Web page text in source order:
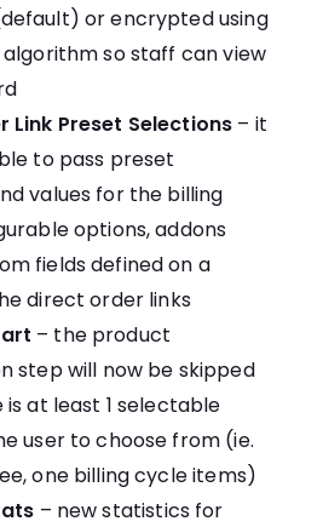
or encrypted using
so staff can view
Link Preset Selections – it
to pass preset
values for the billing
options, addons
fields defined on a
direct order links
– the product
step will now be skipped
is at least 1 selectable
user to choose from (ie.
one billing cycle items)
– new statistics for